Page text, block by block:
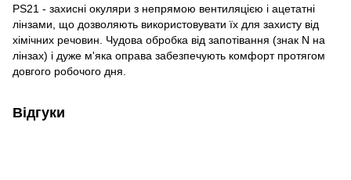
PS21 - захисні окуляри з непрямою вентиляцією і ацетатні
лінзами, що дозволяють використовувати їх для захисту від
хімічних речовин. Чудова обробка від запотівання (знак N на
лінзах) і дуже м'яка оправа забезпечують комфорт протягом
довгого робочого дня.
Відгуки